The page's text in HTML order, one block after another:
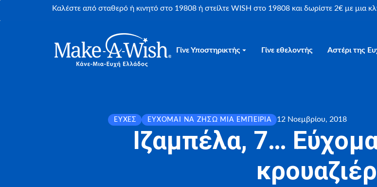
Καλέστε από σταθερό ή κινητό στο 19808 ή στείλτε WISH στο 19808 και δωρίστε 2€ με μια
Γίνε Υποστηρικτής Γίνε εθελοντής Αστέρι της
ΕΥΧΈΣ ΕΎΧΟΜΑΙ ΝΑ ΖΉΣΩ ΜΙΑ ΕΜΠΕΙΡΊΑ 12 Νοεμβρίου, 2018
Ιζαμπέλα, 7…